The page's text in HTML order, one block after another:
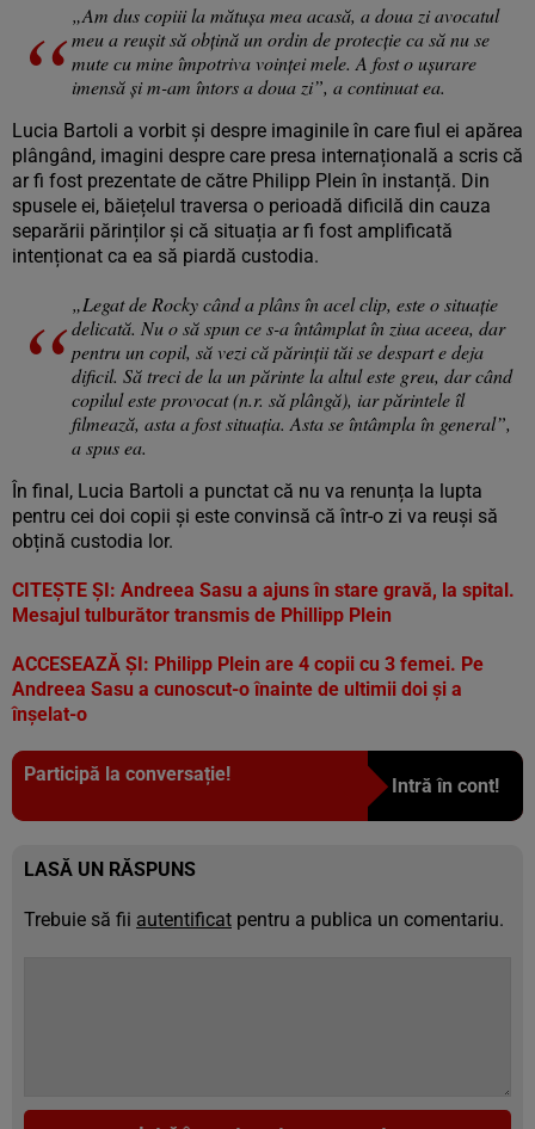
„Am dus copiii la mătușa mea acasă, a doua zi avocatul
meu a reușit să obțină un ordin de protecție ca să nu se
mute cu mine împotriva voinței mele. A fost o ușurare
imensă și m-am întors a doua zi”, a continuat ea.
Lucia Bartoli a vorbit și despre imaginile în care fiul ei apărea
plângând, imagini despre care presa internațională a scris că
ar fi fost prezentate de către Philipp Plein în instanță. Din
spusele ei, băiețelul traversa o perioadă dificilă din cauza
separării părinților și că situația ar fi fost amplificată
intenționat ca ea să piardă custodia.
„Legat de Rocky când a plâns în acel clip, este o situație
delicată. Nu o să spun ce s-a întâmplat în ziua aceea, dar
pentru un copil, să vezi că părinții tăi se despart e deja
dificil. Să treci de la un părinte la altul este greu, dar când
copilul este provocat (n.r. să plângă), iar părintele îl
filmează, asta a fost situația. Asta se întâmpla în general”,
a spus ea.
În final, Lucia Bartoli a punctat că nu va renunța la lupta
pentru cei doi copii și este convinsă că într-o zi va reuși să
obțină custodia lor.
CITEȘTE ȘI: Andreea Sasu a ajuns în stare gravă, la spital.
Mesajul tulburător transmis de Phillipp Plein
ACCESEAZĂ ȘI: Philipp Plein are 4 copii cu 3 femei. Pe
Andreea Sasu a cunoscut-o înainte de ultimii doi şi a
înşelat-o
Participă la conversație!
Intră în cont!
LASĂ UN RĂSPUNS
Trebuie să fii autentificat pentru a publica un comentariu.